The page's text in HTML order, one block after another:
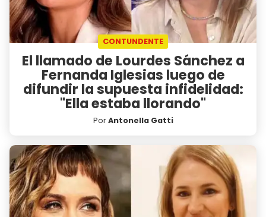
CONTUNDENTE
El llamado de Lourdes Sánchez a
Fernanda Iglesias luego de
difundir la supuesta infidelidad:
"Ella estaba llorando"
PorAntonella Gatti